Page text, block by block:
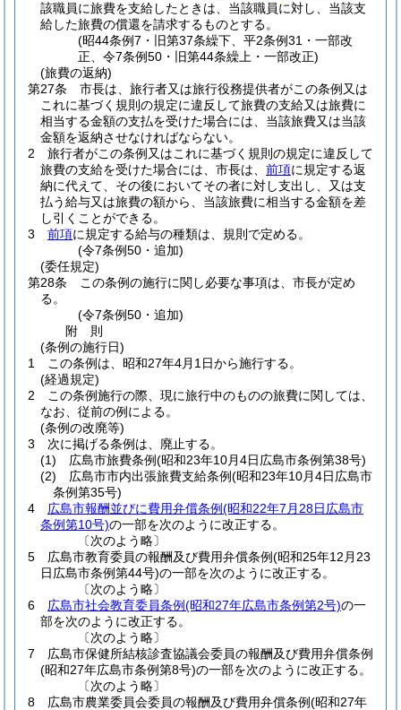
該職員に旅費を支給したときは、当該職員に対し、当該支
給した旅費の償還を請求するものとする。
(昭44条例7・旧第37条繰下、平2条例31・一部改
正、令7条例50・旧第44条繰上・一部改正)
(旅費の返納)
第27条
市長は、旅行者又は旅行役務提供者がこの条例又は
これに基づく規則の規定に違反して旅費の支給又は旅費に
相当する金額の支払を受けた場合には、当該旅費又は当該
金額を返納させなければならない。
2
旅行者がこの条例又はこれに基づく規則の規定に違反して
旅費の支給を受けた場合には、市長は、 前項に規定する返
納に代えて、その後においてその者に対し支出し、又は支
払う給与又は旅費の額から、当該旅費に相当する金額を差
し引くことができる。
3
前項に規定する給与の種類は、規則で定める。
(令7条例50・追加)
(委任規定)
第28条
この条例の施行に関し必要な事項は、市長が定め
る。
(令7条例50・追加)
附 則
(条例の施行日)
1
この条例は、昭和27年4月1日から施行する。
(経過規定)
2
この条例施行の際、現に旅行中のものの旅費に関しては、
なお、従前の例による。
(条例の改廃等)
3
次に掲げる条例は、廃止する。
(1)
広島市旅費条例(昭和23年10月4日広島市条例第38号)
(2)
広島市市内出張旅費支給条例(昭和23年10月4日広島市
条例第35号)
4
広島市報酬並びに費用弁償条例(昭和22年7月28日広島市
条例第10号)の一部を次のように改正する。
〔次のよう略〕
5
広島市教育委員の報酬及び費用弁償条例(昭和25年12月23
日広島市条例第44号)の一部を次のように改正する。
〔次のよう略〕
6
広島市社会教育委員条例(昭和27年広島市条例第2号)の一
部を次のように改正する。
〔次のよう略〕
7
広島市保健所結核診査協議会委員の報酬及び費用弁償条例
(昭和27年広島市条例第8号)の一部を次のように改正する。
〔次のよう略〕
8
広島市農業委員会委員の報酬及び費用弁償条例(昭和27年